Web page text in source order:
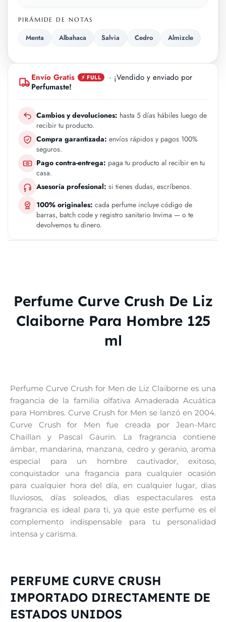
PIRÁMIDE DE NOTAS
Menta Albahaca Salvia Cedro Almizcle
Envío Gratis ⚡ FULL
· ¡Vendido y enviado por
Perfumaste!
Cambios y devoluciones: hasta 5 días hábiles luego de
recibir tu producto.
Compra garantizada: envíos rápidos y pagos 100%
seguros.
Pago contra-entrega: paga tu producto al recibir en tu
casa.
Asesoría profesional: si tienes dudas, escríbenos.
100% originales: cada perfume incluye código de
barras, batch code y registro sanitario Invima — o te
devolvemos tu dinero.
Perfume Curve Crush De Liz
Claiborne Para Hombre 125
ml
Perfume Curve Crush for Men de Liz Claiborne es una
fragancia de la familia olfativa Amaderada Acuática
para Hombres. Curve Crush for Men se lanzó en 2004.
Curve Crush for Men fue creada por Jean-Marc
Chaillan y Pascal Gaurin. La fragrancia contiene
ámbar, mandarina, manzana, cedro y geranio, aroma
especial para un hombre cautivador, exitoso,
conquistador una fragancia para cualquier ocasión
para cualquier hora del día, en cualquier lugar, dias
lluviosos, días soleados, dìas espectaculares esta
fragrancia es ideal para ti, ya que este perfume es el
complemento indispensable para tu personalidad
intensa y carisma.
PERFUME CURVE CRUSH
IMPORTADO DIRECTAMENTE DE
ESTADOS UNIDOS